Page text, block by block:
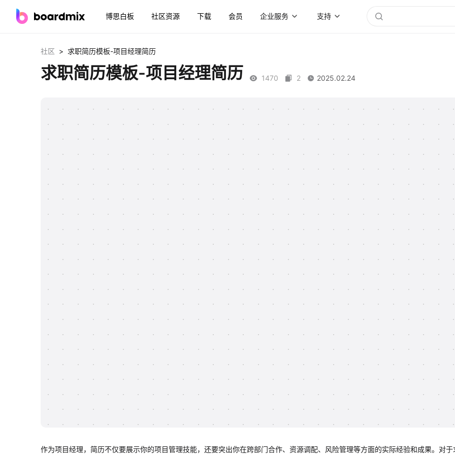
博思白板 社区资源 下载 会员 企业服务 支持
社区 > 求职简历模板-项目经理简历
求职简历模板-项目经理简历 1470 2 2025.02.24
作为项目经理，简历不仅要展示你的项目管理技能，还要突出你在跨部门合作、资源调配、风险管理等方面的实际经验和成果。对于